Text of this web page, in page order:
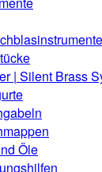
| Silent Brass
Öle